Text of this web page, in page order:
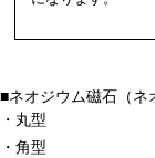
■ネオジウム磁石（ネ
・丸型
・角型